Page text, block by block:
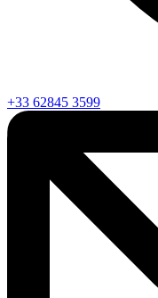
+33 62845 3599